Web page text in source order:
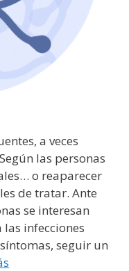
a veces
las personas
o reaparecer
de tratar. Ante
se interesan
infecciones
seguir un